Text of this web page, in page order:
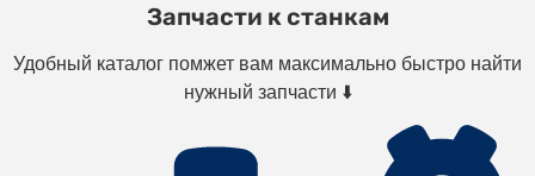
Запчасти к станкам
Удобный каталог помжет вам максимально быстро найти
нужный запчасти ⬇️